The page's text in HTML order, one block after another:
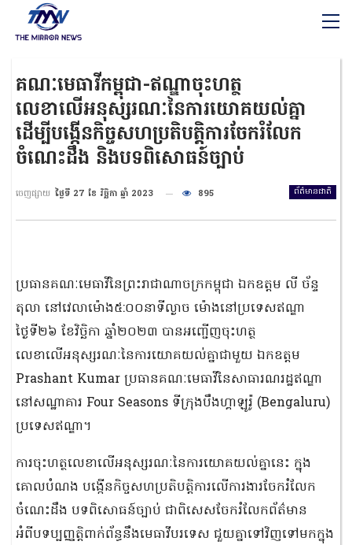
គណៈមេធាវីកម្ពុជា-ឥណ្ឌាចុះហត្ថ
លេខាលើអនុស្សរណៈនៃការយោគយល់គ្នា
ដើម្បីបង្កើនកិច្ចសហប្រតិបត្តិការចែករំលែក
ចំណេះដឹង និងបទពិសោធន៍ច្បាប់
ព័ត៌មានជាតិ
ចេញផ្សាយ ថ្ងៃទី 27 ខែ វិច្ឆិកា ឆ្នាំ 2023 895
ប្រធានគណៈមេធាវីនៃព្រះរាជាណាចក្រកម្ពុជា ឯកឧត្តម លី ច័ន្ទ
តុលា នៅវេលាម៉ោង៥:០០នាទីល្ងាច ម៉ោងនៅប្រទេសឥណ្ឌា
ថ្ងៃទី២៦ ខែវិច្ឆិកា ឆ្នាំ២០២៣ បានអញ្ជើញចុះហត្ថ
លេខាលើអនុស្សរណៈនៃការយោគយល់គ្នាជាមួយ ឯកឧត្តម
Prashant Kumar ប្រធានគណៈមេធាវីនៃសាធារណរដ្ឋឥណ្ឌា
នៅសណ្ឋាគារ Four Seasons ទីក្រុងបឹងហ្គាឡូរ៉ូ (Bengaluru)
ប្រទេសឥណ្ឌា។
ការចុះហត្ថលេខាលើអនុស្សរណៈនៃការយោគយល់គ្នានេះ ក្នុង
គោលបំណង បង្កើនកិច្ចសហប្រតិបត្តិការលើការងារចែករំលែក
ចំណេះដឹង បទពិសោធន៍ច្បាប់ ជាពិសេសចែករំលែកព័ត៌មាន
អំពីបទប្បញ្ញត្តិពាក់ព័ន្ធនឹងមេធាវីបរទេស ជួយគ្នាទៅវិញទៅមកក្នុង